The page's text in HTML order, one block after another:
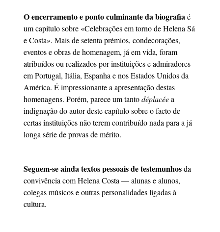
O encerramento e ponto culminante da biografiaé
um capítulo sobre «Celebrações em torno de Helena Sá
e Costa». Mais de setenta prémios, condecorações,
eventos e obras de homenagem, já em vida, foram
atribuídos ou realizados por instituições e admiradores
em Portugal, Itália, Espanha e nos Estados Unidos da
América. É impressionante a apresentação destas
homenagens. Porém, parece um tantodéplacéea
indignação do autor deste capítulo sobre o facto de
certas instituições não terem contribuído nada para a já
longa série de provas de mérito.
Seguem-se ainda textos pessoais de testemunhosda
convivência com Helena Costa — alunas e alunos,
colegas músicos e outras personalidades ligadas à
cultura.